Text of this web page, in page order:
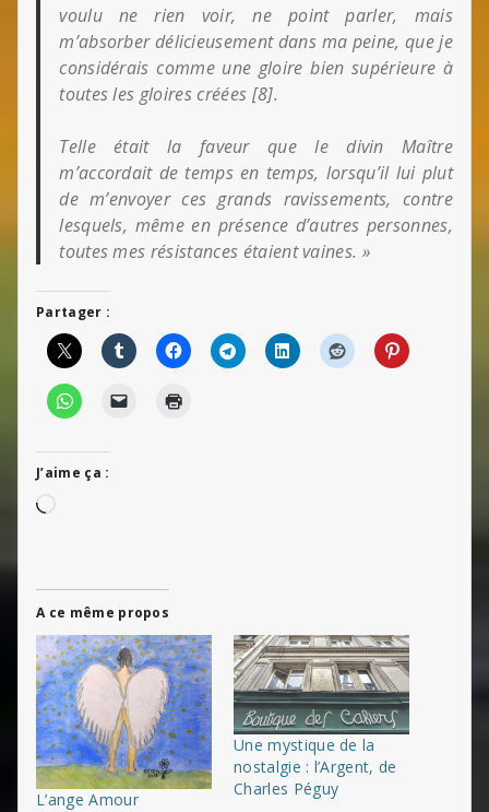
voulu ne rien voir, ne point parler, mais
m’absorber délicieusement dans ma peine, que je
considérais comme une gloire bien supérieure à
toutes les gloires créées [8].
Telle était la faveur que le divin Maître
m’accordait de temps en temps, lorsqu’il lui plut
de m’envoyer ces grands ravissements, contre
lesquels, même en présence d’autres personnes,
toutes mes résistances étaient vaines. »
Partager :
J’aime ça :
Chargement…
A ce même propos
L’ange Amour
Une mystique de la
nostalgie : l’Argent, de
Charles Péguy